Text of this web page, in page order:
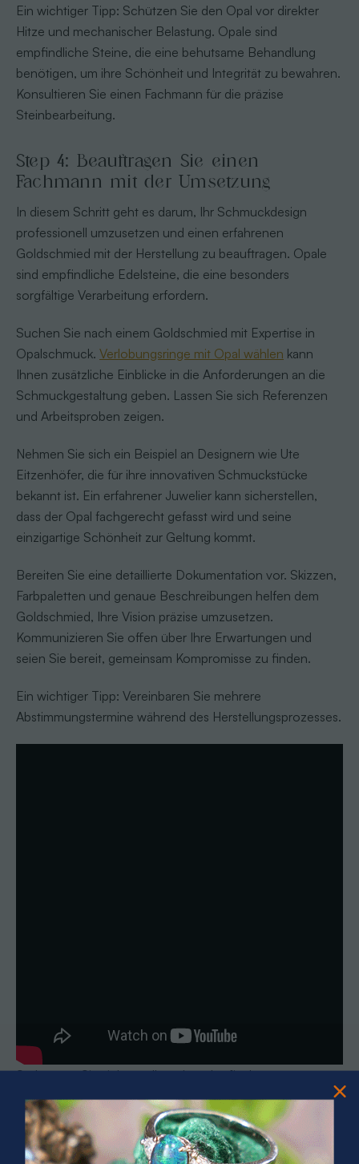
Ein wichtiger Tipp: Schützen Sie den Opal vor direkter
Hitze und mechanischer Belastung. Opale sind
empfindliche Steine, die eine behutsame Behandlung
benötigen, um ihre Schönheit und Integrität zu bewahren.
Konsultieren Sie einen Fachmann für die präzise
Steinbearbeitung.
Step 4: Beauftragen Sie einen
Fachmann mit der Umsetzung
In diesem Schritt geht es darum, Ihr Schmuckdesign
professionell umzusetzen und einen erfahrenen
Goldschmied mit der Herstellung zu beauftragen. Opale
sind empfindliche Edelsteine, die eine besonders
sorgfältige Verarbeitung erfordern.
Suchen Sie nach einem Goldschmied mit Expertise in
Opalschmuck. Verlobungsringe mit Opal wählen kann
Ihnen zusätzliche Einblicke in die Anforderungen an die
Schmuckgestaltung geben. Lassen Sie sich Referenzen
und Arbeitsproben zeigen.
Nehmen Sie sich ein Beispiel an Designern wie Ute
Eitzenhöfer, die für ihre innovativen Schmuckstücke
bekannt ist. Ein erfahrener Juwelier kann sicherstellen,
dass der Opal fachgerecht gefasst wird und seine
einzigartige Schönheit zur Geltung kommt.
Bereiten Sie eine detaillierte Dokumentation vor. Skizzen,
Farbpaletten und genaue Beschreibungen helfen dem
Goldschmied, Ihre Vision präzise umzusetzen.
Kommunizieren Sie offen über Ihre Erwartungen und
seien Sie bereit, gemeinsam Kompromisse zu finden.
Ein wichtiger Tipp: Vereinbaren Sie mehrere
Abstimmungstermine während des Herstellungsprozesses.
So können Sie sicherstellen, dass das finale
Schmuckstück Ihren Vorstellungen entspricht und der
Opal optimal in Szene gesetzt wird.